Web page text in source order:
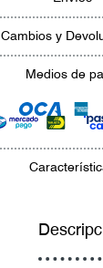
Cambios y
Medios de